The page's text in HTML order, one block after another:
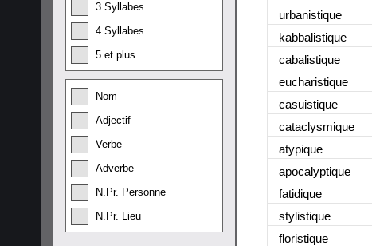
3 Syllabes
4 Syllabes
5 et plus
Nom
Adjectif
Verbe
Adverbe
N.Pr. Personne
N.Pr. Lieu
urbanistique
kabbalistique
cabalistique
eucharistique
casuistique
cataclysmique
atypique
apocalyptique
fatidique
stylistique
floristique